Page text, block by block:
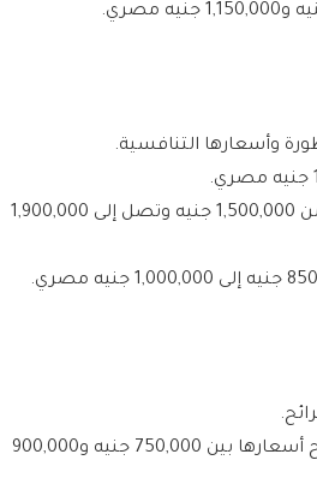
وأسعارها التنافسية.
من موديلات الـ SUV الأكثر مبيعاً، قد تبدأ أسعارها من 1,500,000 جنيه وتصل إلى 1,900,000
من الخيارات الأكثر شعبية في الفئة الاقتصادية، قد تتراوح أسعارها بين 750,000 جنيه و900,000